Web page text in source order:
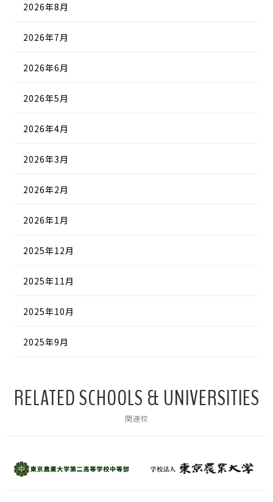
2026年8月
2026年7月
2026年6月
2026年5月
2026年4月
2026年3月
2026年2月
2026年1月
2025年12月
2025年11月
2025年10月
2025年9月
RELATED SCHOOLS & UNIVERSITIES
関連校